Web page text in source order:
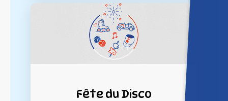
Fête du Disco